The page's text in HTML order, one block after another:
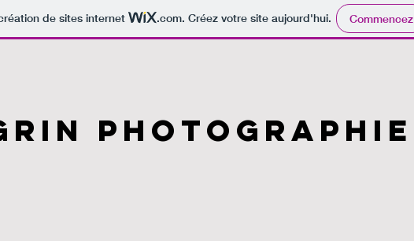
de sites internet .com. Créez votre site aujourd'hui. Commencez
PHOTOGRAPHIE